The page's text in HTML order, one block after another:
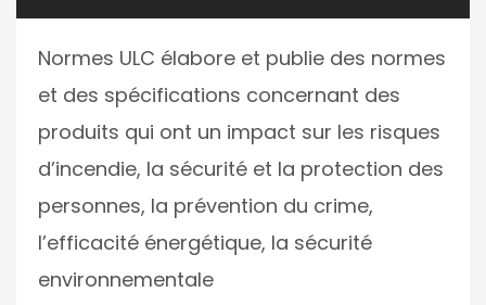
Normes ULC élabore et publie des normes
et des spécifications concernant des
produits qui ont un impact sur les risques
d’incendie, la sécurité et la protection des
personnes, la prévention du crime,
l’efficacité énergétique, la sécurité
environnementale